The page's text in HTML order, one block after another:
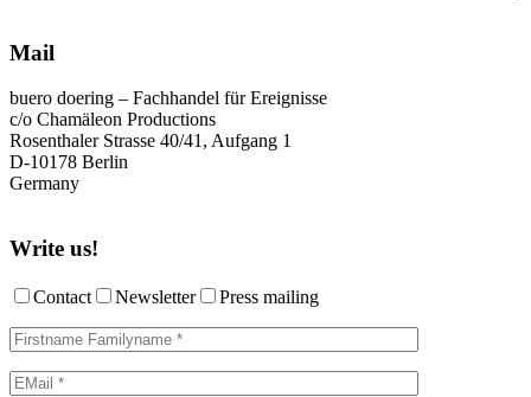
Mail
buero doering – Fachhandel für Ereignisse
c/o Chamäleon Productions
Rosenthaler Strasse 40/41, Aufgang 1
D-10178 Berlin
Germany
Write us!
Contact Newsletter Press mailing